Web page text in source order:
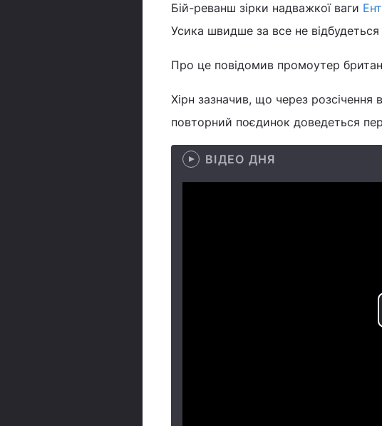
Бій-реванш зірки надважкої ваги
Усика швидше за все не
Про це повідомив промоутер
Хірн зазначив, що через
повторний поєдинок доведеться
ВІДЕО ДНЯ